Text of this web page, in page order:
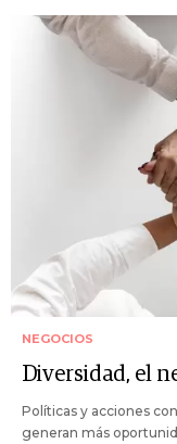
NEGOCIOS
Diversidad, el
Políticas y acciones
generan más